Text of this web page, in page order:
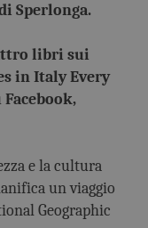
Sperlonga.
libri sui
in Italy Every
e la cultura
un viaggio
Geographic